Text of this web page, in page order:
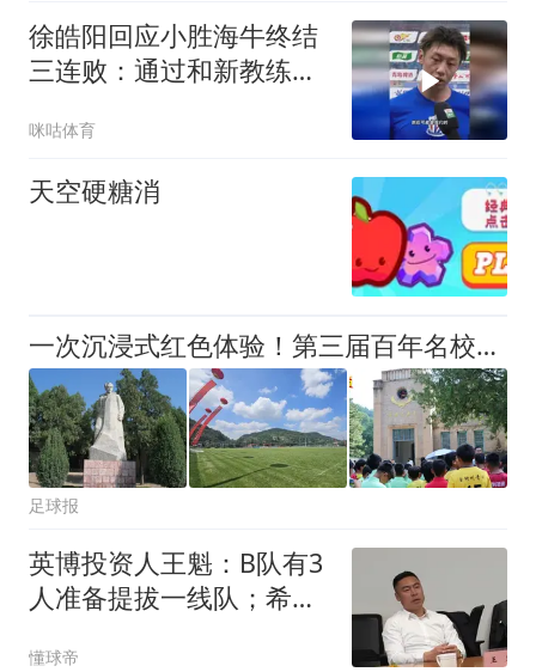
徐皓阳回应小胜海牛终结
三连败：通过和新教练组
咪咕体育
天空硬糖消
一次沉浸式红色体验！第三届百年名校杯小学组落地志丹
足球报
英博投资人王魁：B队有3
人准备提拔一线队；希望
懂球帝